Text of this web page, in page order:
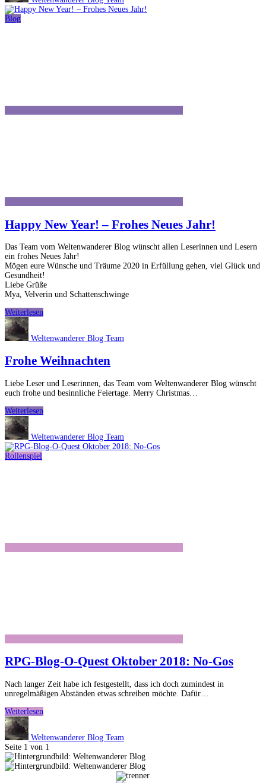
Blog
Happy New Year! – Frohes Neues Jahr!
Das Team vom Weltenwanderer Blog wünscht allen Leserinnen und Lesern
ein frohes Neues Jahr!
Mögen eure Wünsche und Träume 2020 in Erfüllung gehen, viel Glück und
Gesundheit!
Liebe Grüße
Mya, Velverin und Schattenschwinge
Weiterlesen
–
Neues
Jahr!
Weltenwanderer Blog Team
Frohe Weihnachten
Liebe Leser und Leserinnen, das Team vom Weltenwanderer Blog wünscht
euch frohe und besinnliche Feiertage. Merry Christmas…
Weiterlesen
Weltenwanderer Blog Team
Rollenspiel
RPG-Blog-O-Quest Oktober 2018: No-Gos
Nach langer Zeit habe ich festgestellt, dass ich doch zumindest in
unregelmäßigen Abständen etwas schreiben möchte. Dafür…
Weiterlesen
Quest
Oktober
2018:
No-
Weltenwanderer Blog Team
Seite 1 von 1